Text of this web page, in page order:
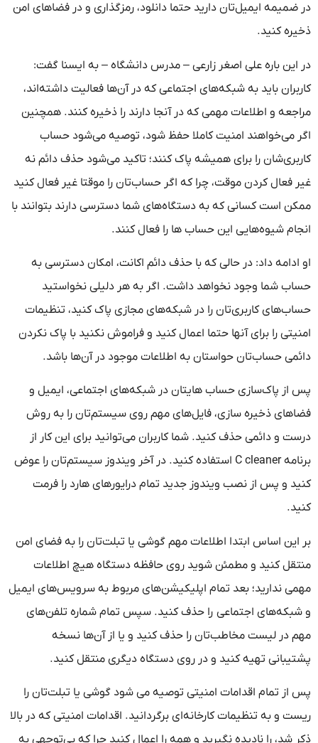
در ضمیمه ایمیل‌تان دارید حتما دانلود، رمزگذاری و در فضاهای امن
ذخیره کنید.
در این باره علی اصغر زارعی – مدرس دانشگاه – به ایسنا گفت:
کاربران باید به شبکه‌های اجتماعی که در آن‌ها فعالیت داشته‌اند،
مراجعه و اطلاعات مهمی که در آنجا دارند را ذخیره کنند. همچنین
اگر می‌خواهند امنیت کاملا حفظ شود، توصیه می‌شود حساب
کاربری‌شان را برای همیشه پاک کنند؛ تاکید می‌شود حذف دائم نه
غیر فعال کردن موقت، چرا که اگر حساب‌تان را موقتا غیر فعال کنید
ممکن است کسانی که به دستگاه‌های شما دسترسی دارند بتوانند با
انجام شیوه‌هایی این حساب ها را فعال کنند.
او ادامه داد: در حالی که با حذف دائم اکانت، امکان دسترسی به
حساب شما وجود نخواهد داشت. اگر به هر دلیلی نخواستید
حساب‌های کاربری‌تان را در شبکه‌های مجازی پاک کنید، تنظیمات
امنیتی را برای آنها حتما اعمال کنید و فراموش نکنید با پاک نکردن
دائمی حساب‌تان حواستان به اطلاعات موجود در آن‌ها باشد.
پس از پاک‌سازی حساب هایتان در شبکه‌های اجتماعی، ایمیل و
فضاهای ذخیره سازی، فایل‌های مهم روی سیستم‌تان را به روش
درست و دائمی حذف کنید. شما کاربران می‌توانید برای این کار از
برنامه C cleaner استفاده کنید. در آخر ویندوز سیستم‌تان را عوض
کنید و پس از نصب ویندوز جدید تمام درایورهای هارد را فرمت
کنید.
بر این اساس ابتدا اطلاعات مهم گوشی یا تبلت‌تان را به فضای امن
منتقل کنید و مطمئن شوید روی حافظه دستگاه هیچ اطلاعات
مهمی ندارید؛ بعد تمام اپلیکیشن‌های مربوط به سرویس‌های ایمیل
و شبکه‌های اجتماعی را حذف کنید. سپس تمام شماره تلفن‌های
مهم در لیست مخاطب‌تان را حذف کنید و یا از آن‌ها نسخه
پشتیبانی تهیه کنید و در روی دستگاه دیگری منتقل کنید.
پس از تمام اقدامات امنیتی توصیه می شود گوشی یا تبلت‌تان را
ریست و به تنظیمات کارخانه‌ای برگردانید. اقدامات امنیتی که در بالا
ذکر شد، را نادیده نگیرید و همه را اعمال کنید چرا که بی‌توجهی به